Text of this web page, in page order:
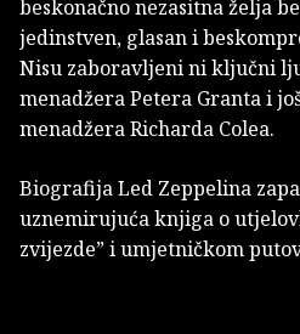
beskonačno nezasitna želja
jedinstven, glasan i
Nisu zaboravljeni ni ključni
menadžera Petera Granta i
menadžera Richarda Colea.
Biografija Led Zeppelina
uznemirujuća knjiga o
zvijezde” i umjetničkom